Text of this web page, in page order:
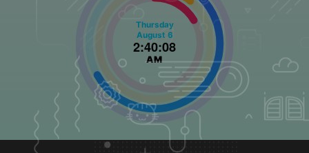
Thursday
August 6
2:40:09
AM